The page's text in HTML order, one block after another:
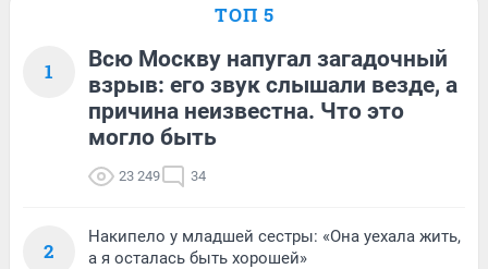
ТОП 5
1
Всю Москву напугал загадочный
взрыв: его звук слышали везде, а
причина неизвестна. Что это
могло быть
23 249 34
2
Накипело у младшей сестры: «Она уехала жить,
а я осталась быть хорошей»